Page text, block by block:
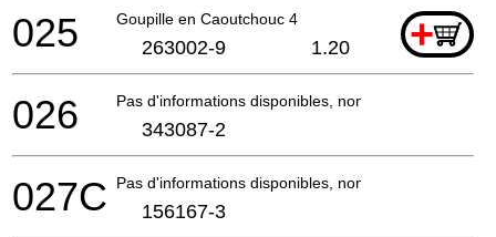
Goupille en Caoutchouc 4 +
025 263002-9 1.20
Pas d'informations disponibles, non commandable
026 343087-2
Pas d'informations disponibles, non commandable
027C 156167-3